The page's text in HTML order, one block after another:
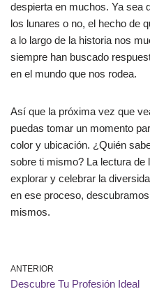
despierta en muchos. Ya sea
los lunares o no, el hecho de
a lo largo de la historia nos
siempre han buscado
en el mundo que nos rodea.
Así que la próxima vez que
puedas tomar un momento
color y ubicación. ¿Quién
sobre ti mismo? La lectura de
explorar y celebrar la
en ese proceso,
mismos.
ANTERIOR
Descubre Tu Profesión Ideal